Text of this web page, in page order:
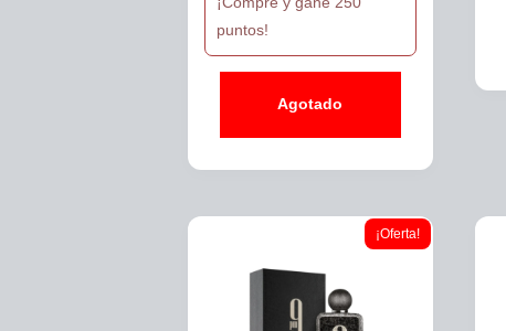
puntos!
Agotado
¡Oferta!